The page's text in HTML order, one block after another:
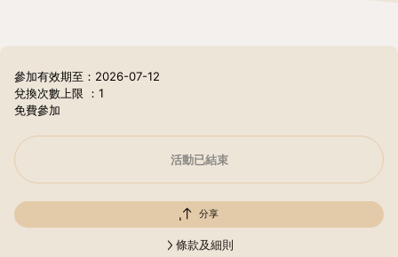
參加有效期至：2026-07-12
兌換次數上限
：1
免費參加
活動已結束
分享
條款及細則